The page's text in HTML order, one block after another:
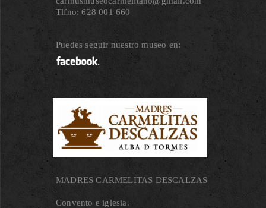
Tlfno: 628 001 660
Puedes seguir nuestro museo en:
MADRES CARMELITAS DESCALZAS
Convento e iglesia.